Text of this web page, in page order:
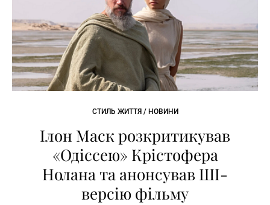
СТИЛЬ ЖИТТЯ / НОВИНИ
Ілон Маск розкритикував
«Одіссею» Крістофера
Нолана та анонсував ШІ-
версію фільму